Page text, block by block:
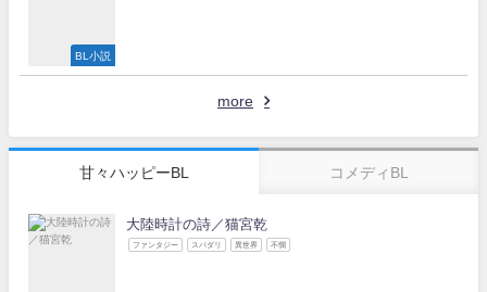
BL小説
more
甘々ハッピーBL コメディBL
大陸時計の詩／猫宮乾
ファンタジー スパダリ 異世界 不憫